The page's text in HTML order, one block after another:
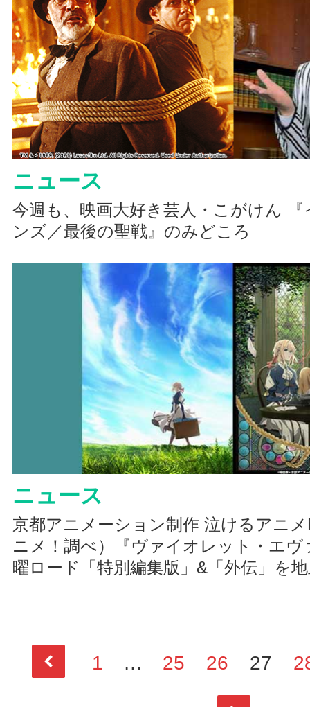
ニュース
今週も、映画大好き芸人・こがけん
ンズ／最後の聖戦』のみどころ
ニュース
京都アニメーション制作 泣けるアニ
ニメ！調べ）『ヴァイオレット・エヴ
曜ロード「特別編集版」&「外伝」を
1 … 25 26 27